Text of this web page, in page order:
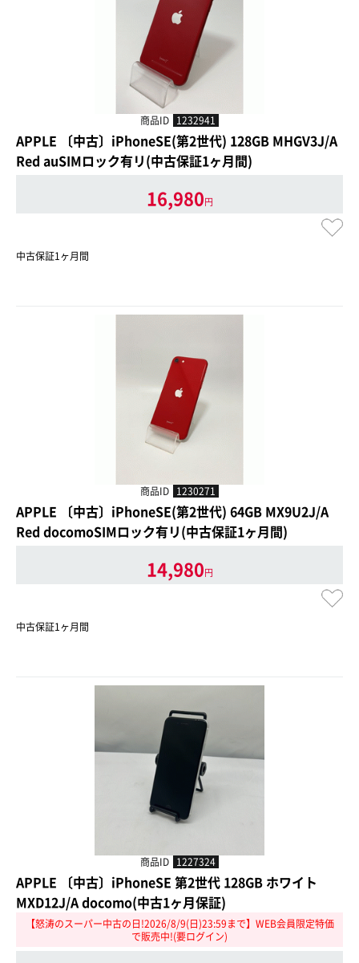
商品ID 1232941
APPLE 〔中古〕iPhoneSE(第2世代) 128GB MHGV3J/A
Red auSIMロック有リ(中古保証1ヶ月間)
16,980円
中古保証1ヶ月間
商品ID 1230271
APPLE 〔中古〕iPhoneSE(第2世代) 64GB MX9U2J/A
Red docomoSIMロック有リ(中古保証1ヶ月間)
14,980円
中古保証1ヶ月間
商品ID 1227324
APPLE 〔中古〕iPhoneSE 第2世代 128GB ホワイト
MXD12J/A docomo(中古1ヶ月保証)
【怒涛のスーパー中古の日!2026/8/9(日)23:59まで】WEB会員限定特価
で販売中!(要ログイン)